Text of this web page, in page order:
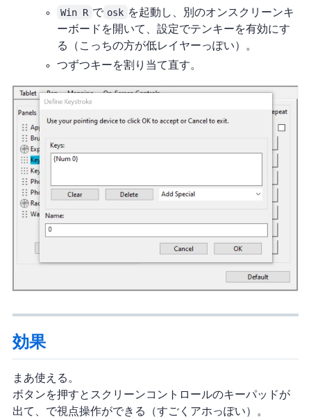
Win R で osk を起動し、別のオンスクリーンキ
ーボードを開いて、設定でテンキーを有効にす
る（こっちの方が低レイヤーっぽい）。
1つずつキーを割り当て直す。
効果
まあ使える。
ボタンを押すとスクリーンコントロールのキーパッドが
出て、Blender で視点操作ができる（すごくアホっぽい…）。